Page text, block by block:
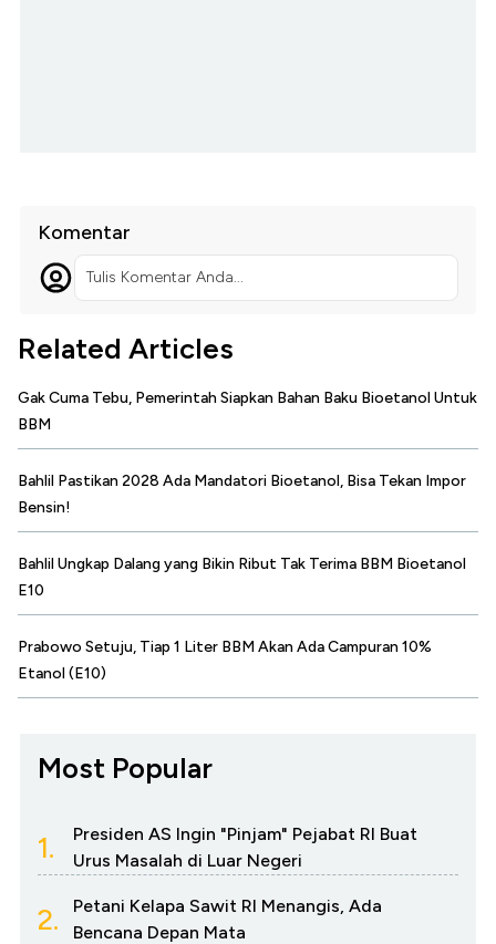
Komentar
Tulis Komentar Anda...
Related Articles
Gak Cuma Tebu, Pemerintah Siapkan Bahan Baku Bioetanol Untuk
BBM
Bahlil Pastikan 2028 Ada Mandatori Bioetanol, Bisa Tekan Impor
Bensin!
Bahlil Ungkap Dalang yang Bikin Ribut Tak Terima BBM Bioetanol
E10
Prabowo Setuju, Tiap 1 Liter BBM Akan Ada Campuran 10%
Etanol (E10)
Most Popular
1.
Presiden AS Ingin "Pinjam" Pejabat RI Buat
Urus Masalah di Luar Negeri
2.
Petani Kelapa Sawit RI Menangis, Ada
Bencana Depan Mata